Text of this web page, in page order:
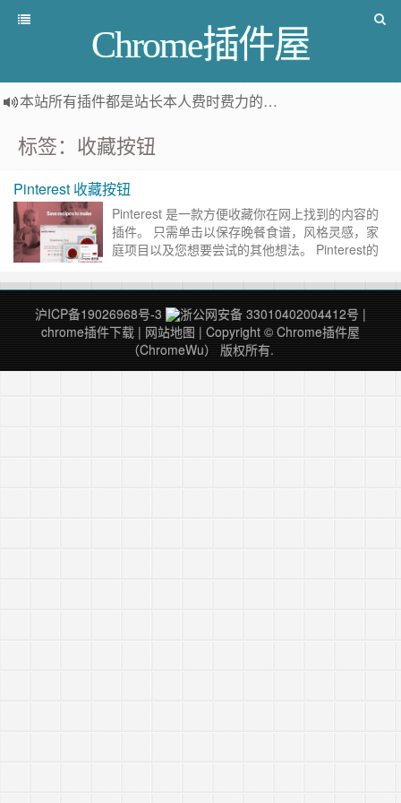
Chrome插件屋
本站所有插件都是站长本人费时费力的人工筛选推荐
标签：收藏按钮
Pinterest 收藏按钮
Pinterest 是一款方便收藏你在网上找到的内容的
插件。 只需单击以保存晚餐食谱，风格灵感，家
庭项目以及您想要尝试的其他想法。 Pinterest的
悬……继续阅读 »
沪ICP备19026968号-3
浙公网安备 33010402004412号 |
chrome插件下载 | 网站地图 | Copyright © Chrome插件屋
（ChromeWu） 版权所有.